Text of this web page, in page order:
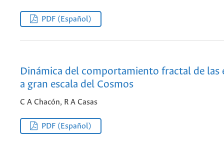
PDF (Español)
Dinámica del comportamiento fractal de las
a gran escala del Cosmos
C A Chacón, R A Casas
PDF (Español)